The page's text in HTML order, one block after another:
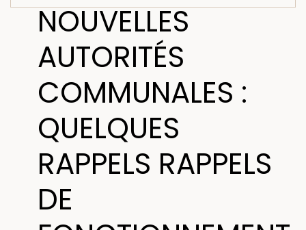
NOUVELLES
AUTORITÉS
COMMUNALES :
QUELQUES
RAPPELS RAPPELS
DE